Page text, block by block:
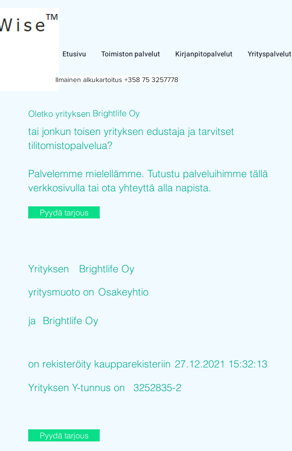
Etusivu Toimiston palvelut Kirjanpitopalvelut Yrityspalvelut
Ilmainen alkukartoitus +358 75 3257778
Brightlife Oy
Oletko yrityksen
tai jonkun toisen yrityksen edustaja ja tarvitset
tilitomistopalvelua?
Palvelemme mielellämme. Tutustu palveluihimme tällä
verkkosivulla tai ota yhteyttä alla napista.
Pyydä tarjous
Brightlife Oy
Yrityksen
Osakeyhtio
yritysmuoto on
ja Brightlife Oy
on rekisteröity kaupparekisteriin 27.12.2021 15:32:13
Yrityksen Y-tunnus on
3252835-2
Pyydä tarjous